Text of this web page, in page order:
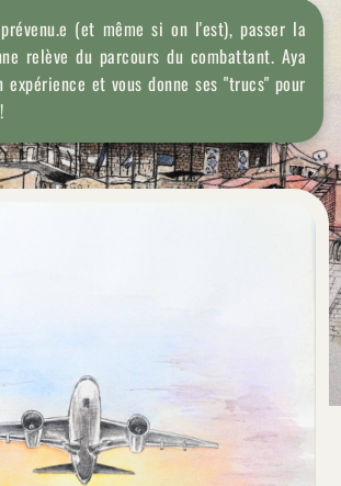
(et même si on l'est), passer la
relève du parcours du combattant. Aya
expérience et vous donne ses "trucs" pour